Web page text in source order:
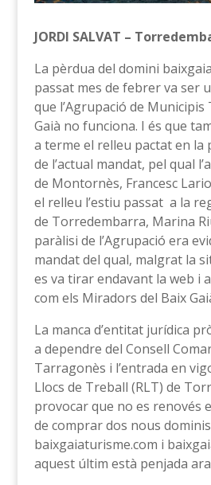
JORDI SALVAT –
La pèrdua del domini
passat mes de febrer va ser
que l’Agrupació de Municipis
Gaià no funciona. I és que
a terme el relleu pactat en la
de l’actual mandat, pel qual
de Montornès, Francesc
el relleu l’estiu passat a la
de Torredembarra, Marina
paràlisi de l’Agrupació era
mandat del qual, malgrat la
es va tirar endavant la web i
com els Miradors del Baix
La manca d’entitat jurídica
a dependre del Consell
Tarragonès i l’entrada en
Llocs de Treball (RLT) de
provocar que no es renovés
de comprar dos nous
baixgaiaturisme.com i
aquest últim està penjada